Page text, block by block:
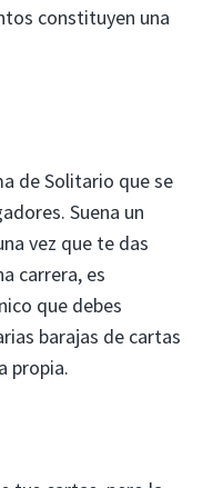
constituyen una
de Solitario que se
Suena un
vez que te das
carrera, es
que debes
barajas de cartas
propia.